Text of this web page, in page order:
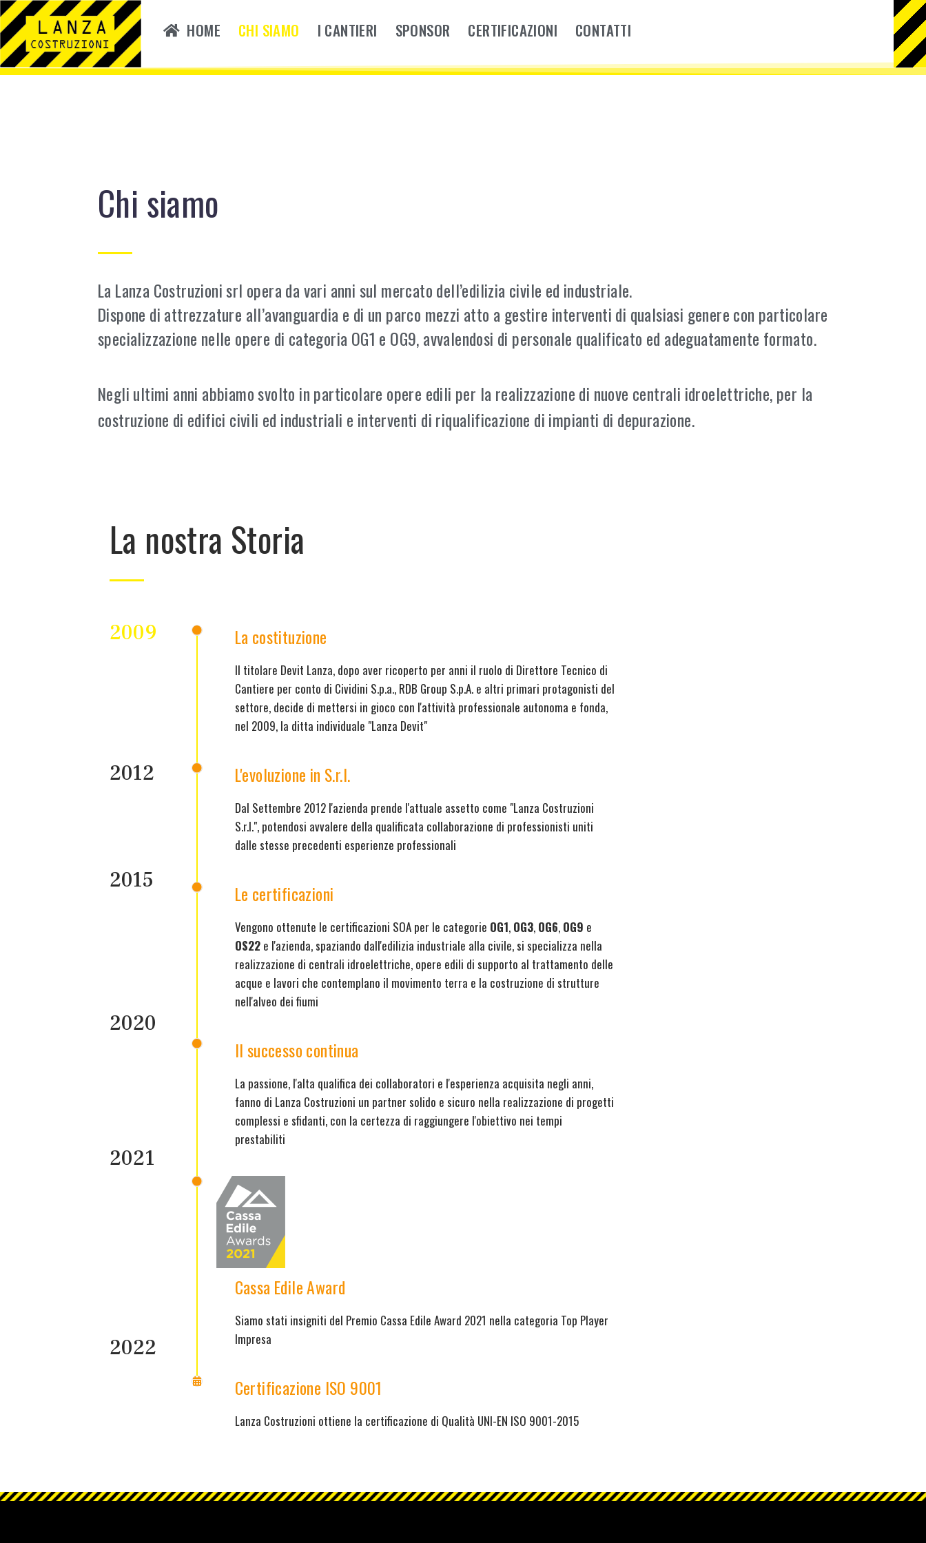
HOME CHI SIAMO I CANTIERI SPONSOR CERTIFICAZIONI CONTATTI
Chi siamo
La Lanza Costruzioni srl opera da vari anni sul mercato dell’edilizia civile ed industriale.
Dispone di attrezzature all’avanguardia e di un parco mezzi atto a gestire interventi di qualsiasi genere con particolare
specializzazione nelle opere di categoria OG1 e OG9, avvalendosi di personale qualificato ed adeguatamente formato.
Negli ultimi anni abbiamo svolto in particolare opere edili per la realizzazione di nuove centrali idroelettriche, per la
costruzione di edifici civili ed industriali e interventi di riqualificazione di impianti di depurazione.
La nostra Storia
2009
2012
2015
2020
2021
2022
La costituzione
Il titolare Devit Lanza, dopo aver ricoperto per anni il ruolo di Direttore Tecnico di
Cantiere per conto di Cividini S.p.a., RDB Group S.p.A. e altri primari protagonisti del
settore, decide di mettersi in gioco con l'attività professionale autonoma e fonda,
nel 2009, la ditta individuale "Lanza Devit"
L'evoluzione in S.r.l.
Dal Settembre 2012 l'azienda prende l'attuale assetto come "Lanza Costruzioni
S.r.l.", potendosi avvalere della qualificata collaborazione di professionisti uniti
dalle stesse precedenti esperienze professionali
Le certificazioni
Vengono ottenute le certificazioni SOA per le categorie OG1, OG3, OG6, OG9 e
OS22 e l'azienda, spaziando dall'edilizia industriale alla civile, si specializza nella
realizzazione di centrali idroelettriche, opere edili di supporto al trattamento delle
acque e lavori che contemplano il movimento terra e la costruzione di strutture
nell'alveo dei fiumi
Il successo continua
La passione, l'alta qualifica dei collaboratori e l'esperienza acquisita negli anni,
fanno di Lanza Costruzioni un partner solido e sicuro nella realizzazione di progetti
complessi e sfidanti, con la certezza di raggiungere l'obiettivo nei tempi
prestabiliti
Cassa Edile Award
Siamo stati insigniti del Premio Cassa Edile Award 2021 nella categoria Top Player
Impresa
Certificazione ISO 9001
Lanza Costruzioni ottiene la certificazione di Qualità UNI-EN ISO 9001-2015